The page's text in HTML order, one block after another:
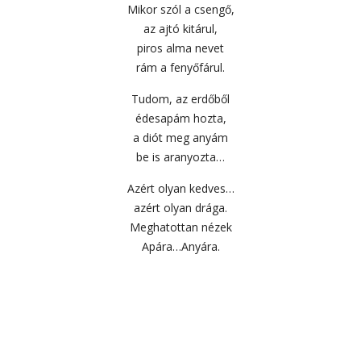
Mikor szól a csengő,
az ajtó kitárul,
piros alma nevet
rám a fenyőfárul.
Tudom, az erdőből
édesapám hozta,
a diót meg anyám
be is aranyozta…
Azért olyan kedves…
azért olyan drága.
Meghatottan nézek
Apára…Anyára.